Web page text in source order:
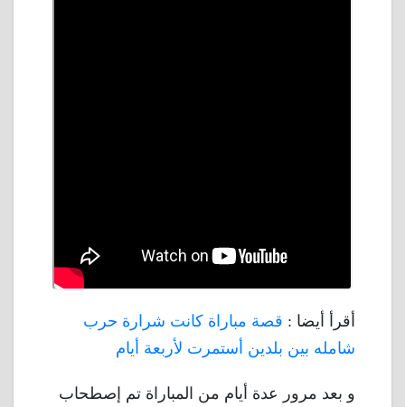
أقرأ أيضا : قصة مباراة كانت شرارة حرب
شامله بين بلدين أستمرت لأربعة أيام
و بعد مرور عدة أيام من المباراة تم إصطحاب